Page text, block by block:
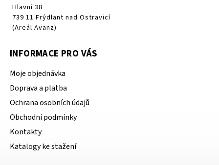
Hlavní 38
739 11 Frýdlant nad Ostravicí
(Areál Avanz)
INFORMACE PRO VÁS
Moje objednávka
Doprava a platba
Ochrana osobních údajů
Obchodní podmínky
Kontakty
Katalogy ke stažení